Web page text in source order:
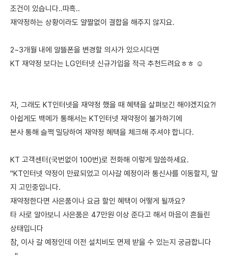
조건이 있습니다..따흑..
재약정하는 상황이라도 얄짤없이 결합을 해주지 않지요.
2~3개월 내에 알뜰폰을 변경할 의사가 있으시다면
KT 재약정 보다는 LG인터넷 신규가입을 적극 추천드려요ㅎㅎ ☺️
자, 그래도 KT인터넷을 재약정 했을 때 혜택을 살펴보긴 해야겠지요?!
아쉽게도 백메가 통해서는 KT인터넷 재약정이 불가하기에
본사 통해 슬쩍 밀당하여 재약정 혜택을 체크해 주셔야 합니다.
KT 고객센터(국번없이 100번)로 전화해 이렇게 말씀하세요.
"KT인터넷 약정이 만료되었고 이사갈 예정이라 통신사를 이동할지, 말
지 고민중입니다.
재약정한다면 사은품이나 요금 할인 혜택이 어떻게 될까요?
타 사로 알아보니 사은품은 47만원 이상 준다고 해서 마음이 흔들린
상태입니다
참, 이사 갈 예정인데 이전 설치비도 면제 받을 수 있는지 궁금합니다